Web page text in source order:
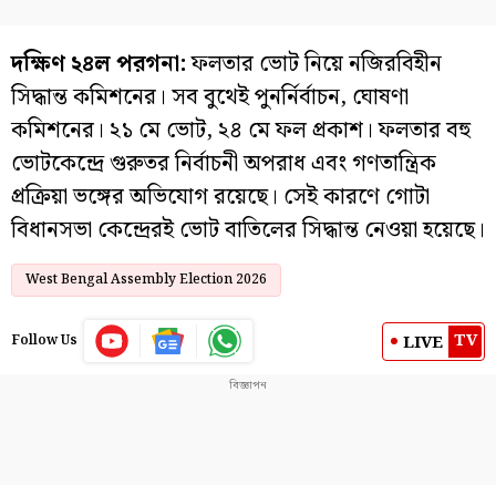
দক্ষিণ ২৪ল পরগনা:ফলতার ভোট নিয়ে নজিরবিহীন
সিদ্ধান্ত কমিশনের। সব বুথেই পুনর্নির্বাচন, ঘোষণা
কমিশনের। ২১ মে ভোট, ২৪ মে ফল প্রকাশ। ফলতার বহু
ভোটকেন্দ্রে গুরুতর নির্বাচনী অপরাধ এবং গণতান্ত্রিক
প্রক্রিয়া ভঙ্গের অভিযোগ রয়েছে। সেই কারণে গোটা
বিধানসভা কেন্দ্রেরই ভোট বাতিলের সিদ্ধান্ত নেওয়া হয়েছে।
West Bengal Assembly Election 2026
Follow Us LIVE TV